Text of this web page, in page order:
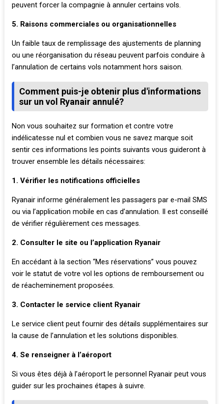
peuvent forcer la compagnie à annuler certains vols.
5. Raisons commerciales ou organisationnelles
Un faible taux de remplissage des ajustements de planning
ou une réorganisation du réseau peuvent parfois conduire à
l’annulation de certains vols notamment hors saison.
Comment puis-je obtenir plus d'informations
sur un vol Ryanair annulé?
Non vous souhaitez sur formation et contre votre
indélicatesse nul et combien vous ne savez marque soit
sentir ces informations les points suivants vous guideront à
trouver ensemble les détails nécessaires:
1. Vérifier les notifications officielles
Ryanair informe généralement les passagers par e-mail SMS
ou via l’application mobile en cas d’annulation. Il est conseillé
de vérifier régulièrement ces messages.
2. Consulter le site ou l’application Ryanair
En accédant à la section “Mes réservations” vous pouvez
voir le statut de votre vol les options de remboursement ou
de réacheminement proposées.
3. Contacter le service client Ryanair
Le service client peut fournir des détails supplémentaires sur
la cause de l’annulation et les solutions disponibles.
4. Se renseigner à l’aéroport
Si vous êtes déjà à l’aéroport le personnel Ryanair peut vous
guider sur les prochaines étapes à suivre.